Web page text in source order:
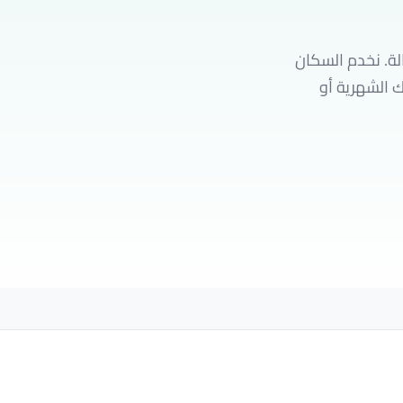
نخدم السكان
الشهرية أو